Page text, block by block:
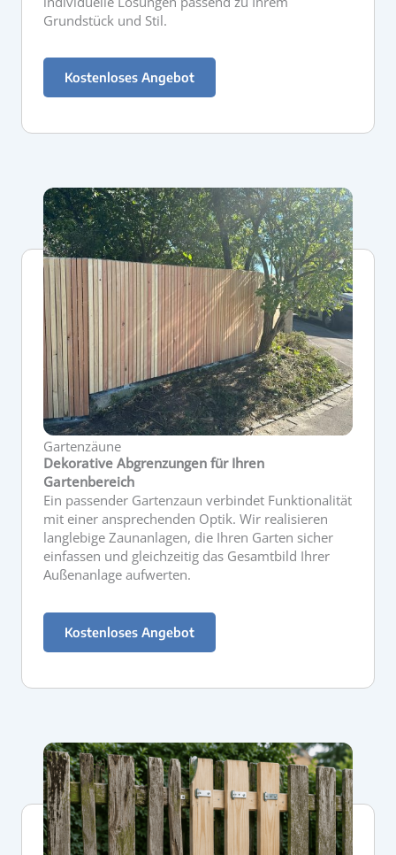
Grundstück und Stil.
Kostenloses Angebot
Gartenzäune
Dekorative Abgrenzungen für Ihren
Gartenbereich
Ein passender Gartenzaun verbindet Funktionalität
mit einer ansprechenden Optik. Wir realisieren
langlebige Zaunanlagen, die Ihren Garten sicher
einfassen und gleichzeitig das Gesamtbild Ihrer
Außenanlage aufwerten.
Kostenloses Angebot